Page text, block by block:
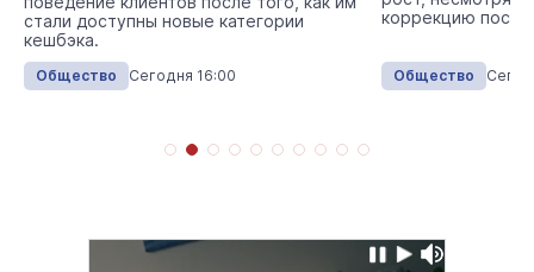
стали доступны новые категории
кешбэка.
Общество Сегодня 16:00
коррекцию
Общество